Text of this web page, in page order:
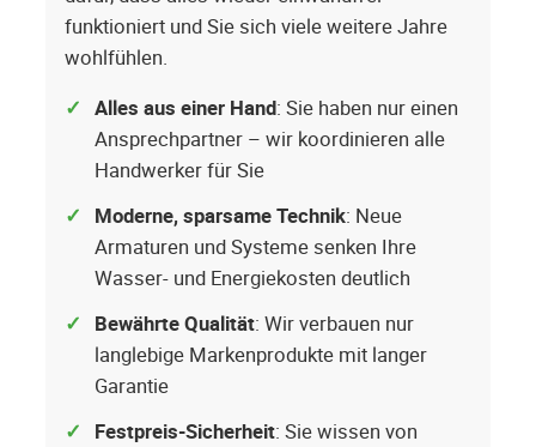
funktioniert und Sie sich viele weitere Jahre
wohlfühlen.
Alles aus einer Hand: Sie haben nur einen
Ansprechpartner – wir koordinieren alle
Handwerker für Sie
Moderne, sparsame Technik: Neue
Armaturen und Systeme senken Ihre
Wasser- und Energiekosten deutlich
Bewährte Qualität: Wir verbauen nur
langlebige Markenprodukte mit langer
Garantie
Festpreis-Sicherheit: Sie wissen von